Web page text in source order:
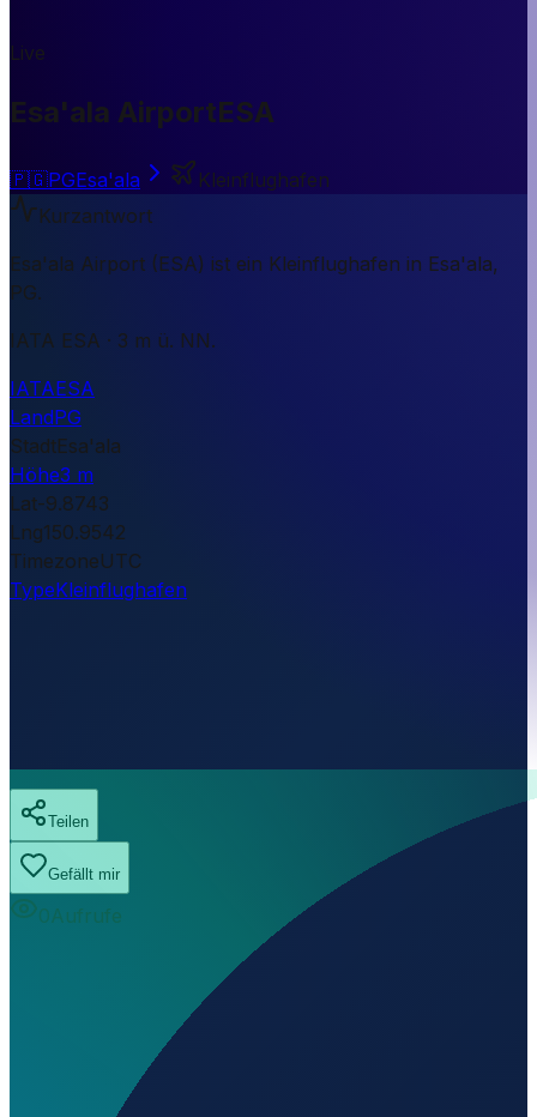
Live
Esa'ala AirportESA
🇵🇬PGEsa'ala
Kleinflughafen
Kurzantwort
Esa'ala Airport (ESA) ist ein Kleinflughafen in Esa'ala,
PG.
IATA ESA · 3 m ü. NN.
IATAESA
LandPG
StadtEsa'ala
Höhe3 m
Lat-9.8743
Lng150.9542
TimezoneUTC
TypeKleinflughafen
Teilen
Gefällt mir
0Aufrufe